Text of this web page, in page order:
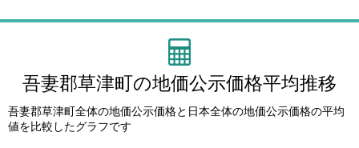
吾妻郡草津町の地価公示価格平均推移
吾妻郡草津町全体の地価公示価格と日本全体の地価公示価格の平均
値を比較したグラフです